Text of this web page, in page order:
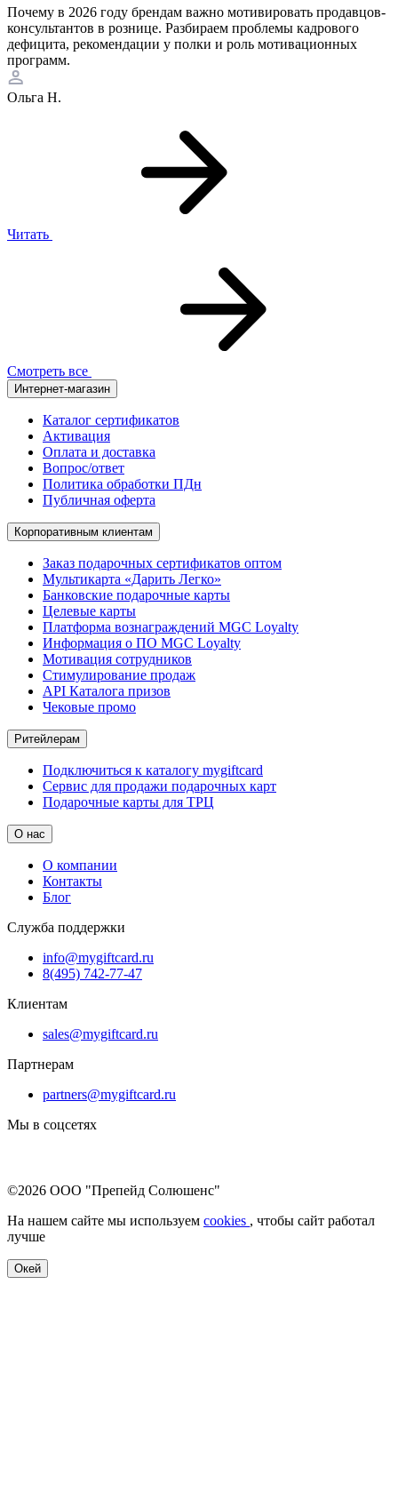
Почему в 2026 году брендам важно мотивировать продавцов-
консультантов в рознице. Разбираем проблемы кадрового
дефицита, рекомендации у полки и роль мотивационных
программ.
Ольга Н.
Читать
Смотреть все
Интернет-магазин
Каталог сертификатов
Активация
Оплата и доставка
Вопрос/ответ
Политика обработки ПДн
Публичная оферта
Корпоративным клиентам
Заказ подарочных сертификатов оптом
Мультикарта «Дарить Легко»
Банковские подарочные карты
Целевые карты
Платформа вознаграждений MGC Loyalty
Информация о ПО MGC Loyalty
Мотивация сотрудников
Стимулирование продаж
API Каталога призов
Чековые промо
Ритейлерам
Подключиться к каталогу mygiftcard
Сервис для продажи подарочных карт
Подарочные карты для ТРЦ
О нас
О компании
Контакты
Блог
Служба поддержки
info@mygiftcard.ru
8(495) 742-77-47
Клиентам
sales@mygiftcard.ru
Партнерам
partners@mygiftcard.ru
Мы в соцсетях
©2026 ООО "Препейд Солюшенс"
На нашем сайте мы используем cookies , чтобы сайт работал
лучше
Окей